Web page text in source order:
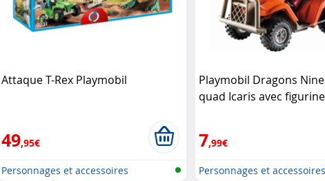
Attaque T-Rex Playmobil
49,95€
Personnages et accessoires
Playmobil Dragons
quad Icaris avec
7,99€
Personnages et